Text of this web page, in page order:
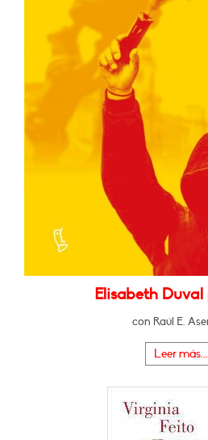
Elisabeth Duval
con Raúl E.
Leer más...